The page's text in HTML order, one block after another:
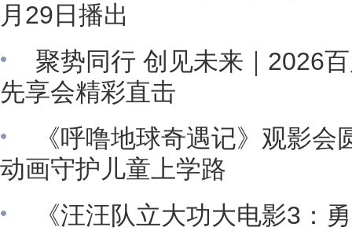
月29日播出
聚势同行 创见未来｜2026
先享会精彩直击
《呼噜地球奇遇记》观影
动画守护儿童上学路
《汪汪队立大功大电影3：